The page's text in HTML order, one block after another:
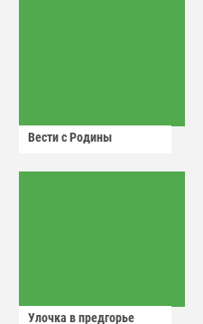
Вести с Родины
Улочка в предгорье